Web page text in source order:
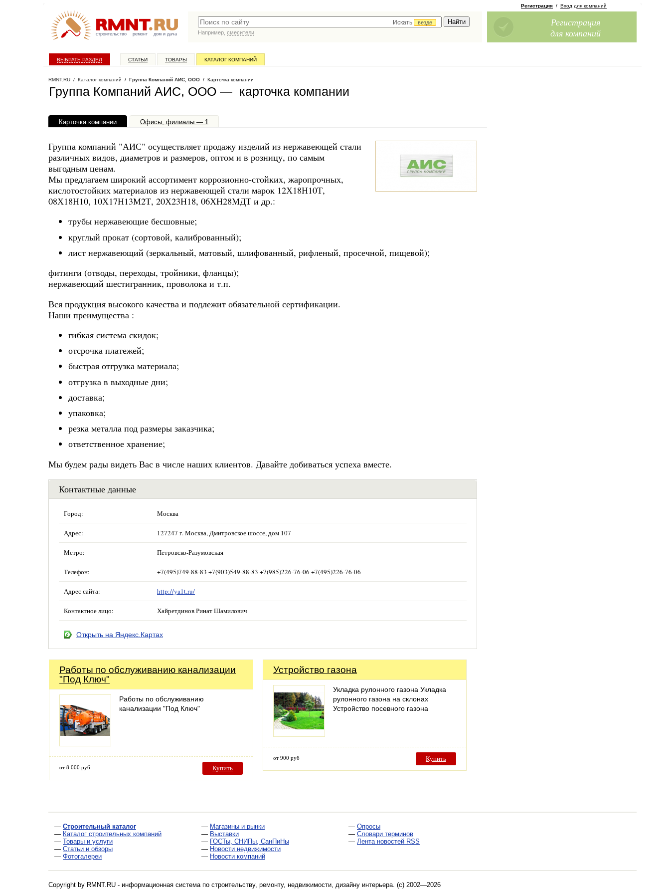
строительство ремонт дом и дача
Искать
везде
Например, смесители
Регистрация / Вход для компаний
Регистрация
для компаний
ВЫБРАТЬ РАЗДЕЛ СТАТЬИ ТОВАРЫ КАТАЛОГ КОМПАНИЙ
RMNT.RU / Каталог компаний / Группа Компаний АИС, ООО / Карточка компании
Группа Компаний АИС, ООО — карточка компании
Карточка компании Офисы, филиалы — 1
Группа компаний "АИС" осуществляет продажу изделий из нержавеющей стали
различных видов, диаметров и размеров, оптом и в розницу, по самым
выгодным ценам.
Мы предлагаем широкий ассортимент коррозионно-стойких, жаропрочных,
кислотостойких материалов из нержавеющей стали марок 12Х18Н10Т,
08Х18Н10, 10Х17Н13М2Т, 20Х23Н18, 06ХН28МДТ и др.:
трубы нержавеющие бесшовные;
круглый прокат (сортовой, калиброванный);
лист нержавеющий (зеркальный, матовый, шлифованный, рифленый, просечной, пищевой);
фитинги (отводы, переходы, тройники, фланцы);
нержавеющий шестигранник, проволока и т.п.
Вся продукция высокого качества и подлежит обязательной сертификации.
Наши преимущества :
гибкая система скидок;
отсрочка платежей;
быстрая отгрузка материала;
отгрузка в выходные дни;
доставка;
упаковка;
резка металла под размеры заказчика;
ответственное хранение;
Мы будем рады видеть Вас в числе наших клиентов. Давайте добиваться успеха вместе.
Контактные данные
Город: Москва
Адрес: 127247 г. Москва, Дмитровское шоссе, дом 107
Метро: Петровско-Разумовская
Телефон: +7(495)749-88-83 +7(903)549-88-83 +7(985)226-76-06 +7(495)226-76-06
Адрес сайта: http://ya1t.ru/
Контактное лицо: Хайретдинов Ринат Шамилович
Открыть на Яндекс.Картах
Работы по обслуживанию канализации
"Под Ключ"
Работы по обслуживанию
канализации "Под Ключ"
от 8 000 руб Купить
Устройство газона
Укладка рулонного газона Укладка
рулонного газона на склонах
Устройство посевного газона
от 900 руб Купить
— Строительный каталог
— Каталог строительных компаний
— Товары и услуги
— Статьи и обзоры
— Фотогалереи
— Магазины и рынки
— Выставки
— ГОСТы, СНИПы, СанПиНы
— Новости недвижимости
— Новости компаний
— Опросы
— Словари терминов
— Лента новостей RSS
Copyright by RMNT.RU - информационная система по строительству, ремонту, недвижимости, дизайну интерьера . (c) 2002—2026